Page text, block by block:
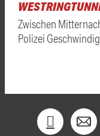
Zwischen
Polizei